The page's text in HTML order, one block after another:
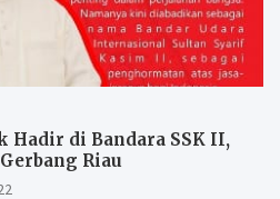
Hadir di Bandara SSK II,
Riau